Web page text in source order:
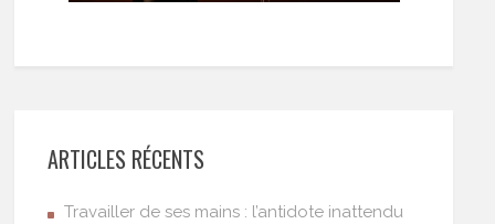
ARTICLES RÉCENTS
Travailler de ses mains : l’antidote inattendu